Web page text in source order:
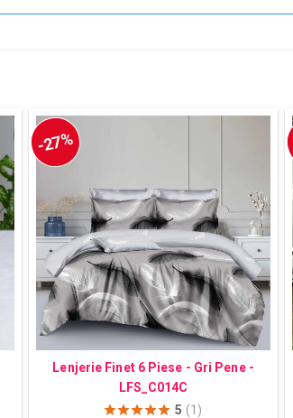
-27%
Lenjerie Finet 6 Piese - Gri Pene -
LFS_C014C
5 (1)